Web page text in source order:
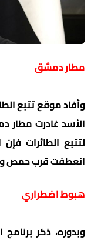
مطار دمشق
وأفاد موقع تتبع
الأسد غادرت مطار
لتتبع الطائرات
انعطفت قرب حمص
هبوط اضطراري
وبدوره، ذكر